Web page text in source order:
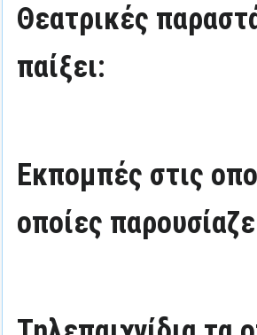
Θεατρικές
παίξει:
Εκπομπές στις
οποίες